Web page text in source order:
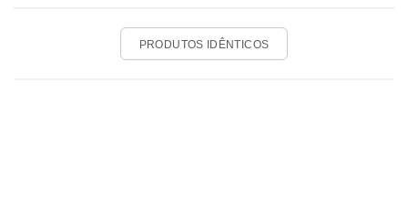
PRODUTOS IDÊNTICOS